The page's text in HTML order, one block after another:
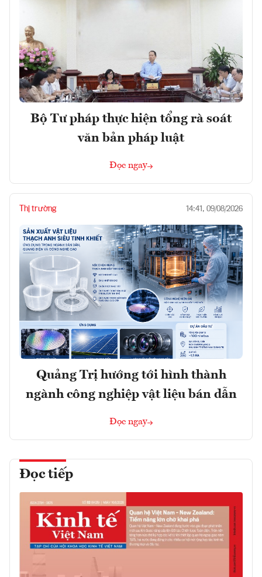
Bộ Tư pháp thực hiện tổng rà soát
văn bản pháp luật
Đọc ngay
Thị trường 14:41, 09/08/2026
Quảng Trị hướng tới hình thành
ngành công nghiệp vật liệu bán dẫn
Đọc ngay
Đọc tiếp